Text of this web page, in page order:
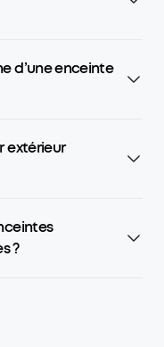
d’une enceinte
extérieur
?